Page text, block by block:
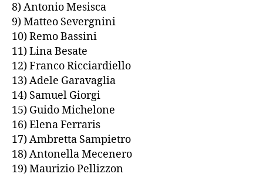
8) Antonio Mesisca
9) Matteo Severgnini
10) Remo Bassini
11) Lina Besate
12) Franco Ricciardiello
13) Adele Garavaglia
14) Samuel Giorgi
15) Guido Michelone
16) Elena Ferraris
17) Ambretta Sampietro
18) Antonella Mecenero
19) Maurizio Pellizzon